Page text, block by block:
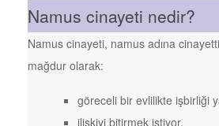
Namus cinayeti nedir?
Namus cinayeti, namus adına
mağdur olarak:
göreceli bir evlilikte işbirliği
ilişkiyi bitirmek istiyor.